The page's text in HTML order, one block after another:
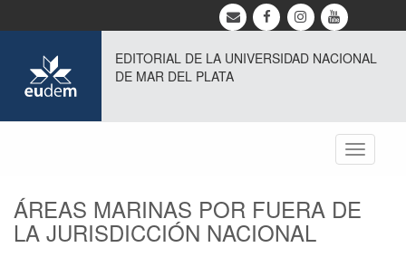
EDITORIAL DE LA UNIVERSIDAD NACIONAL
DE MAR DEL PLATA
Toggle
ÁREAS MARINAS POR FUERA DE
LA JURISDICCIÓN NACIONAL